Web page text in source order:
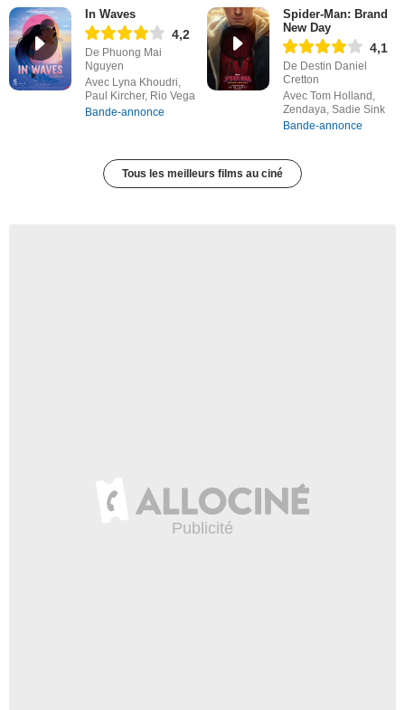
In Waves
4,2
De Phuong Mai
Nguyen
Avec Lyna Khoudri,
Paul Kircher, Rio Vega
Bande-annonce
Spider-Man: Brand
New Day
4,1
De Destin Daniel
Cretton
Avec Tom Holland,
Zendaya, Sadie Sink
Bande-annonce
Tous les meilleurs films au ciné